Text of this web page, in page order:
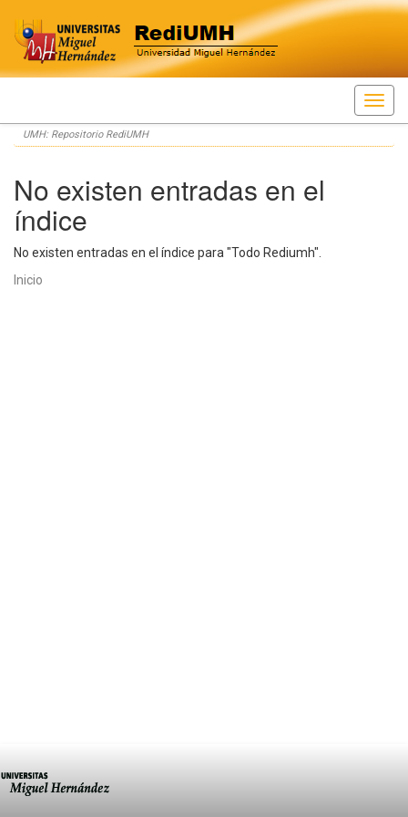
Skip
navigation
UMH: Repositorio RediUMH
No existen entradas en el
índice
No existen entradas en el índice para "Todo Rediumh".
Inicio